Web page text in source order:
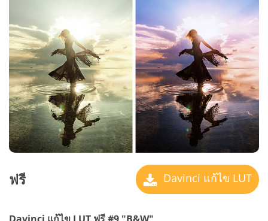
ฟรี Davinci แก้ไข LUT